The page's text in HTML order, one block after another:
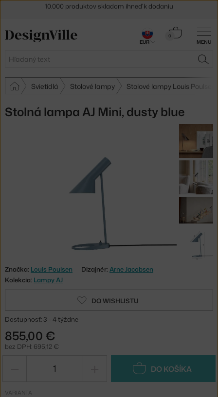
MENU
Hľadať
0
Košík
Svietidlá Stolové lampy Stolové lampy Louis Poulsen
Stolná lampa AJ Mini, dusty blue
Značka: Louis Poulsen Dizajnér: Arne Jacobsen
Kolekcia: Lampy AJ
DO WISHLISTU
Dostupnosť: 3 - 4 týždne
855,00 €
bez DPH: 695,12 €
DO KOŠÍKA
VARIANTA
30 dní na vrátenie tovaru
EUR